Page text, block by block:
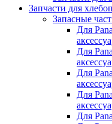
Запчасти для
Запасные
Для
Для
Для
Для
Для